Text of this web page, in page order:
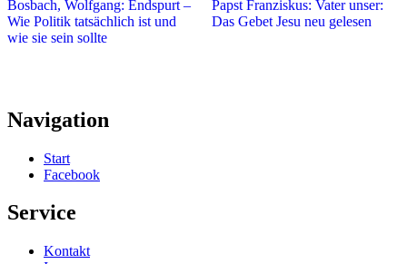
Bosbach, Wolfgang: Endspurt –
Wie Politik tatsächlich ist und
wie sie sein sollte
Papst Franziskus: Vater unser:
Das Gebet Jesu neu gelesen
Navigation
Start
Facebook
Service
Kontakt